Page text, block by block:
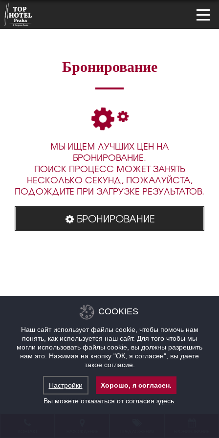
Бронирование
МЫ ИЩЕМ ЛУЧШИХ ЦЕН НА
БРОНИРОВАНИЕ.
ПОИСК ПРОЦЕСС МОЖЕТ ЗАНЯТЬ
НЕСКОЛЬКО СЕКУНД, ПОЖАЛУЙСТА,
ПОДОЖДИТЕ ПРИ ЗАГРУЗКЕ РЕЗУЛЬТАТОВ.
БРОНИРОВАНИЕ
COOKIES
Наш сайт использует файлы cookie, чтобы помочь нам
понять, как используется наш сайт. Для того чтобы мы
могли использовать файлы cookie, вы должны разрешить
нам это. Нажимая на кнопку "ОК, я согласен", вы даете
такое согласие.
Настройки
Хорошо, я согласен.
Вы можете отказаться от согласия здесь.